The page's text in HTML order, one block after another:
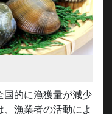
国的に漁獲量が減少
漁業者の活動によ